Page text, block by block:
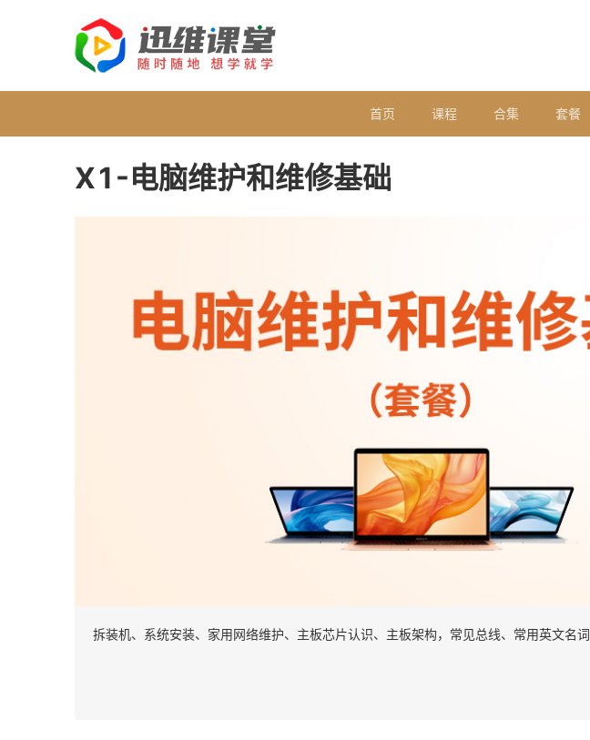
首页 课程 合集 套餐
X1-电脑维护和维修基础
拆装机、系统安装、家用网络维护、主板芯片认识、主板架构，常见总线、常用英文名词